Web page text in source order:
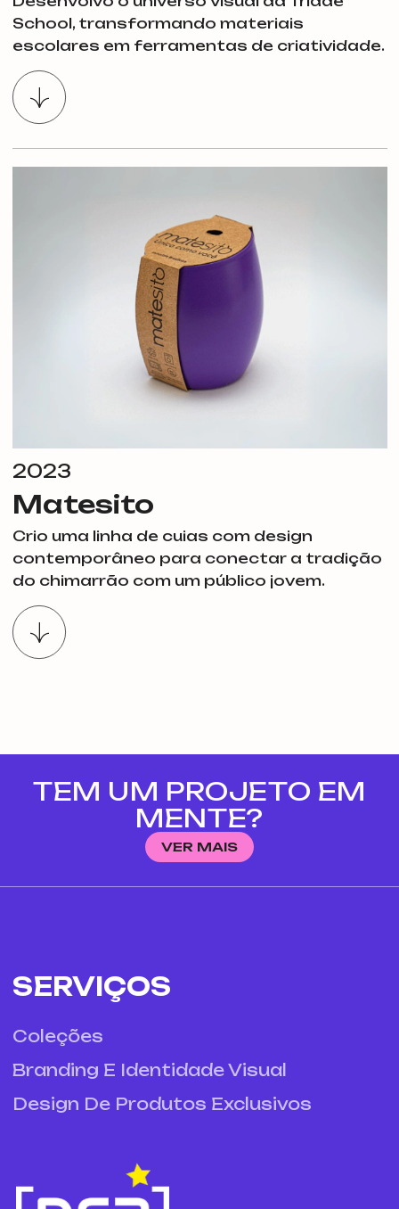
School, transformando materiais
escolares em ferramentas de criatividade.
2023
Matesito
Crio uma linha de cuias com design
contemporâneo para conectar a tradição
do chimarrão com um público jovem.
TEM UM PROJETO EM
MENTE?
VER MAIS
SERVIÇOS
Coleções
Branding E Identidade Visual
Design De Produtos Exclusivos